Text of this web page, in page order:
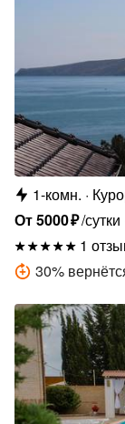
1-комн.
От5000₽/сутки
1
30%